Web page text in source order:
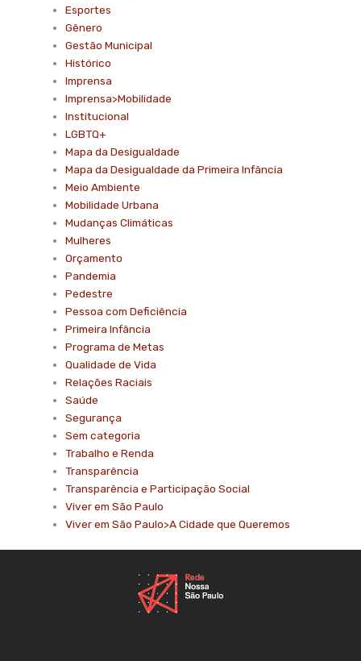
Esportes
Gênero
Gestão Municipal
Histórico
Imprensa
Imprensa>Mobilidade
Institucional
LGBTQ+
Mapa da Desigualdade
Mapa da Desigualdade da Primeira Infância
Meio Ambiente
Mobilidade Urbana
Mudanças Climáticas
Mulheres
Orçamento
Pandemia
Pedestre
Pessoa com Deficiência
Primeira Infância
Programa de Metas
Qualidade de Vida
Relações Raciais
Saúde
Segurança
Sem categoria
Trabalho e Renda
Transparência
Transparência e Participação Social
Viver em São Paulo
Viver em São Paulo>A Cidade que Queremos